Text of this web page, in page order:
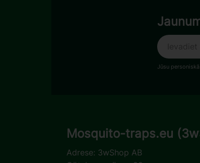
Jūsu
Mosquito-traps.eu
Adrese: 3wShop AB